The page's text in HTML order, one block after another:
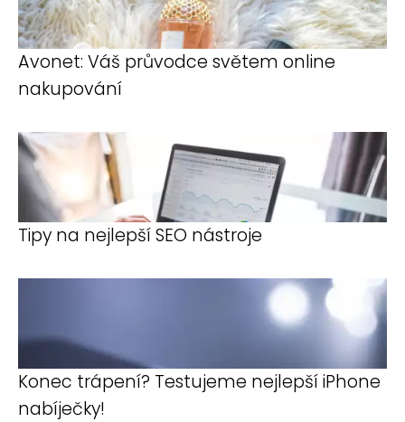
Avonet: Váš průvodce světem online
nakupování
Tipy na nejlepší SEO nástroje
Konec trápení? Testujeme nejlepší iPhone
nabíječky!